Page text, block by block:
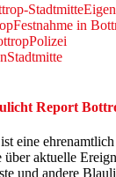
StadtmitteEigen
Festnahme in
Polizei
Stadtmitte
Report
eine
aktuelle
und andere